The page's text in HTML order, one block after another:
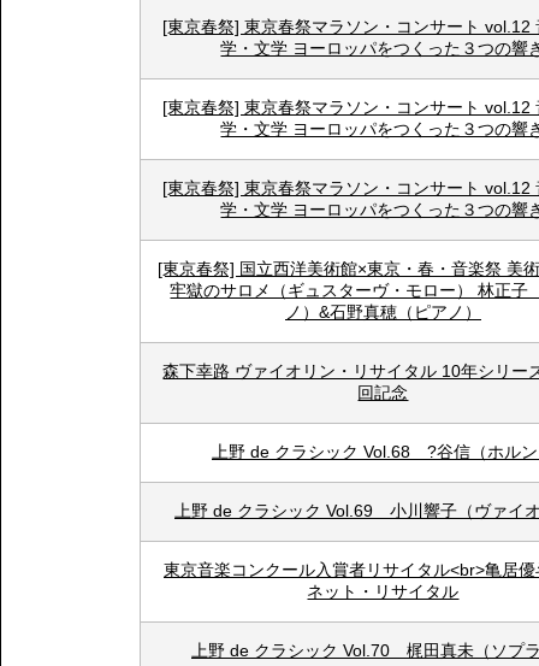
[東京春祭] 東京春祭マラソン・コンサート vol.12
学・文学 ヨーロッパをつくった３つの響
[東京春祭] 東京春祭マラソン・コンサート vol.12
学・文学 ヨーロッパをつくった３つの響
[東京春祭] 東京春祭マラソン・コンサート vol.12
学・文学 ヨーロッパをつくった３つの響
[東京春祭] 国立西洋美術館×東京・春・音楽祭 美
牢獄のサロメ（ギュスターヴ・モロー） 林正子
ノ）&石野真穂（ピアノ）
森下幸路 ヴァイオリン・リサイタル 10年シリー
回記念
上野 de クラシック Vol.68 ?谷信（ホル
上野 de クラシック Vol.69 小川響子（ヴァイ
東京音楽コンクール入賞者リサイタル<br>亀居
ネット・リサイタル
上野 de クラシック Vol.70 梶田真未（ソプ